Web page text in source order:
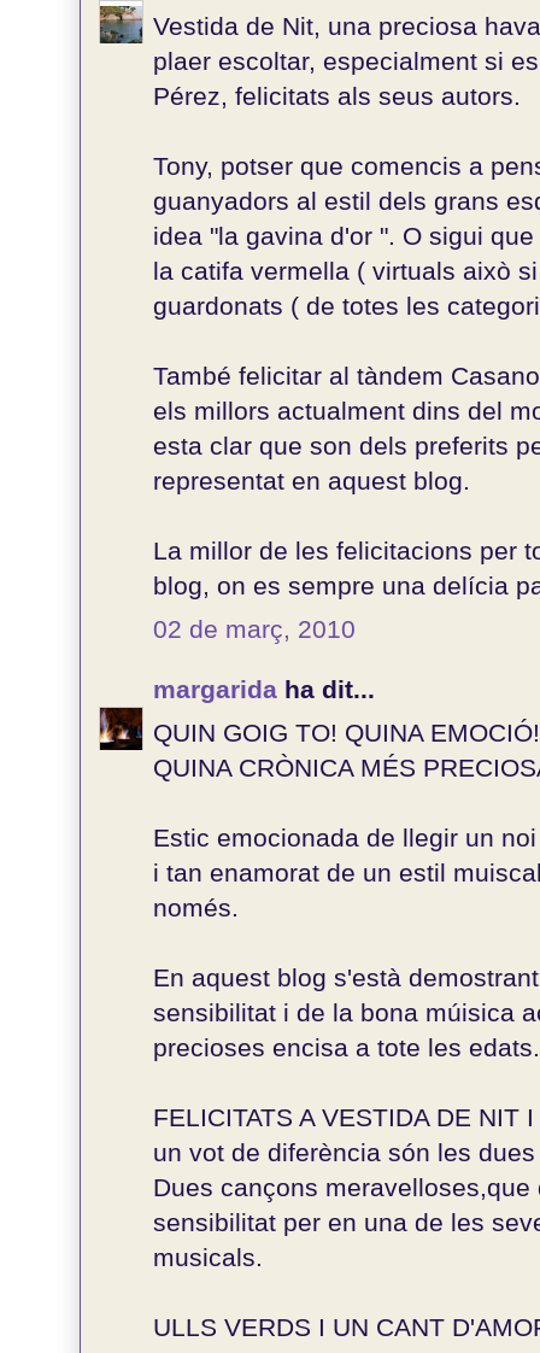
Vestida de Nit, una preciosa
plaer escoltar, especialment si
Pérez, felicitats als seus autors.
Tony, potser que comencis a
guanyadors al estil dels grans
idea "la gavina d'or ". O sigui
la catifa vermella ( virtuals això
guardonats ( de totes les
També felicitar al tàndem
els millors actualment dins del
esta clar que son dels preferits
representat en aquest blog.
La millor de les felicitacions per
blog, on es sempre una delícia
02 de març, 2010
margarida ha dit...
QUIN GOIG TO! QUINA EMOCIÓ!
QUINA CRÒNICA MÉS
Estic emocionada de llegir un
i tan enamorat de un estil
només.
En aquest blog s'està
sensibilitat i de la bona múisica
precioses encisa a tote les edats.
FELICITATS A VESTIDA DE NIT
un vot de diferència són les
Dues cançons
sensibilitat per en una de les
musicals.
ULLS VERDS I UN CANT